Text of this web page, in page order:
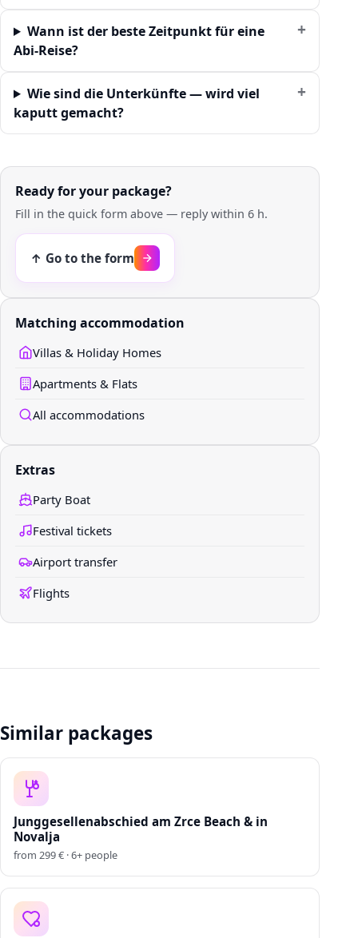
Wann ist der beste Zeitpunkt für eine
Abi-Reise?
Wie sind die Unterkünfte — wird viel
kaputt gemacht?
Ready for your package?
Fill in the quick form above — reply within 6 h.
↑ Go to the form
Matching accommodation
Villas & Holiday Homes
Apartments & Flats
All accommodations
Extras
Party Boat
Festival tickets
Airport transfer
Flights
Similar packages
Junggesellenabschied am Zrce Beach & in
Novalja
from 299€ ·6+ people